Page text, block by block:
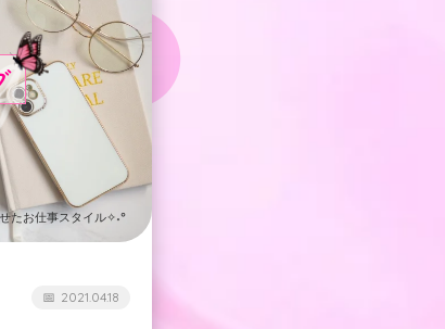
たお仕事スタイル✧˖°
2021.04.18